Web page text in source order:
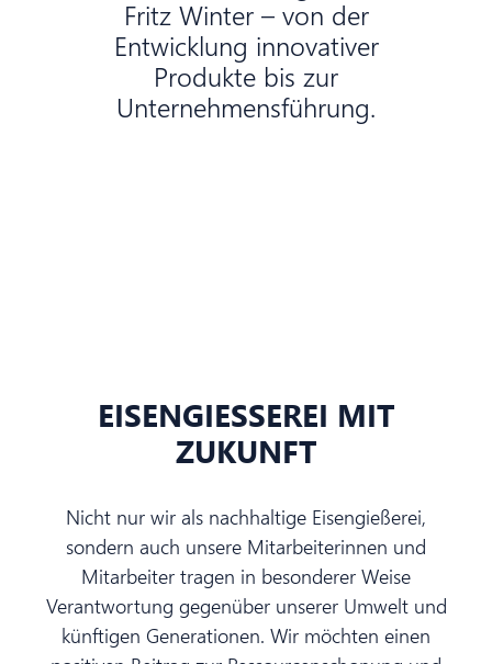
Fritz Winter – von der
Entwicklung innovativer
Produkte bis zur
Unternehmensführung.
EISENGIESSEREI MIT Z
UKUNFT
Nicht nur wir als nachhaltige Eisengießerei,
sondern auch unsere Mitarbeiterinnen und
Mitarbeiter tragen in besonderer Weise
Verantwortung gegenüber unserer Umwelt und
künftigen Generationen. Wir möchten einen